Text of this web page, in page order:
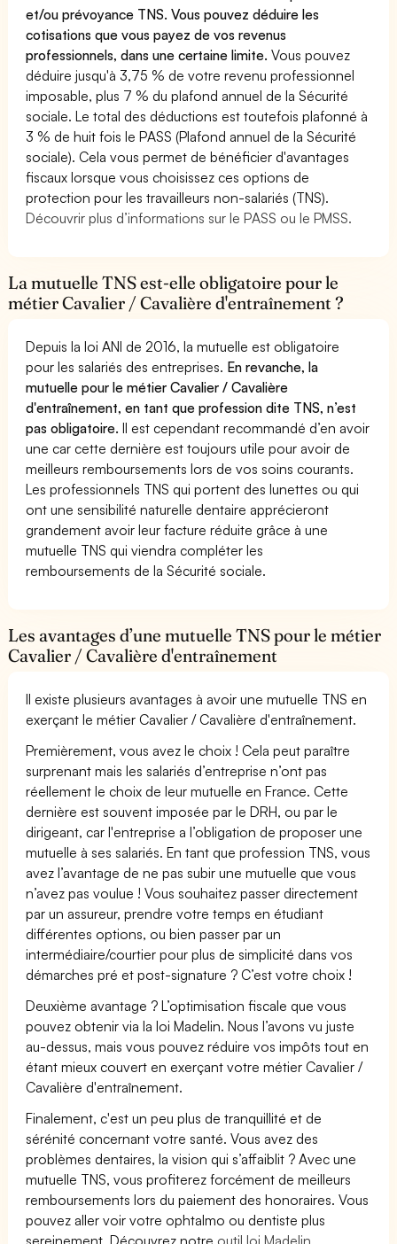
et/ou prévoyance TNS. Vous pouvez déduire les
cotisations que vous payez de vos revenus
professionnels, dans une certaine limite.Vous pouvez
déduire jusqu'à 3,75 % de votre revenu professionnel
imposable, plus 7 % du plafond annuel de la Sécurité
sociale. Le total des déductions est toutefois plafonné à
3 % de huit fois le PASS (Plafond annuel de la Sécurité
sociale). Cela vous permet de bénéficier d'avantages
fiscaux lorsque vous choisissez ces options de
protection pour les travailleurs non-salariés (TNS).
Découvrir plus d’informations sur le PASS ou le PMSS.
La mutuelle TNS est-elle obligatoire pour le
métier Cavalier / Cavalière d'entraînement ?
Depuis la loi ANI de 2016, la mutuelle est obligatoire
pour les salariés des entreprises. En revanche, la
mutuelle pour le métier Cavalier / Cavalière
d'entraînement, en tant que profession dite TNS, n’est
pas obligatoire.Il est cependant recommandé d’en avoir
une car cette dernière est toujours utile pour avoir de
meilleurs remboursements lors de vos soins courants.
Les professionnels TNS qui portent des lunettes ou qui
ont une sensibilité naturelle dentaire apprécieront
grandement avoir leur facture réduite grâce à une
mutuelle TNS qui viendra compléter les
remboursements de la Sécurité sociale.
Les avantages d’une mutuelle TNS pour le métier
Cavalier / Cavalière d'entraînement
Il existe plusieurs avantages à avoir une mutuelle TNS en
exerçant le métier Cavalier / Cavalière d'entraînement.
Premièrement, vous avez le choix ! Cela peut paraître
surprenant mais les salariés d’entreprise n’ont pas
réellement le choix de leur mutuelle en France. Cette
dernière est souvent imposée par le DRH, ou par le
dirigeant, car l'entreprise a l’obligation de proposer une
mutuelle à ses salariés. En tant que profession TNS, vous
avez l’avantage de ne pas subir une mutuelle que vous
n’avez pas voulue ! Vous souhaitez passer directement
par un assureur, prendre votre temps en étudiant
différentes options, ou bien passer par un
intermédiaire/courtier pour plus de simplicité dans vos
démarches pré et post-signature ? C’est votre choix !
Deuxième avantage ? L’optimisation fiscale que vous
pouvez obtenir via la loi Madelin. Nous l’avons vu juste
au-dessus, mais vous pouvez réduire vos impôts tout en
étant mieux couvert en exerçant votre métier Cavalier /
Cavalière d'entraînement.
Finalement, c'est un peu plus de tranquillité et de
sérénité concernant votre santé. Vous avez des
problèmes dentaires, la vision qui s’affaiblit ? Avec une
mutuelle TNS, vous profiterez forcément de meilleurs
remboursements lors du paiement des honoraires. Vous
pouvez aller voir votre ophtalmo ou dentiste plus
sereinement. Découvrez notre outil loi Madelin.